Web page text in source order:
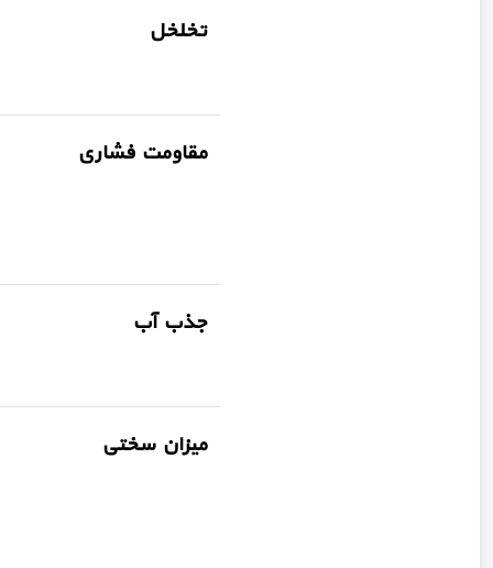
تخلخل
مقاومت فشاری
جذب آب
میزان سختی